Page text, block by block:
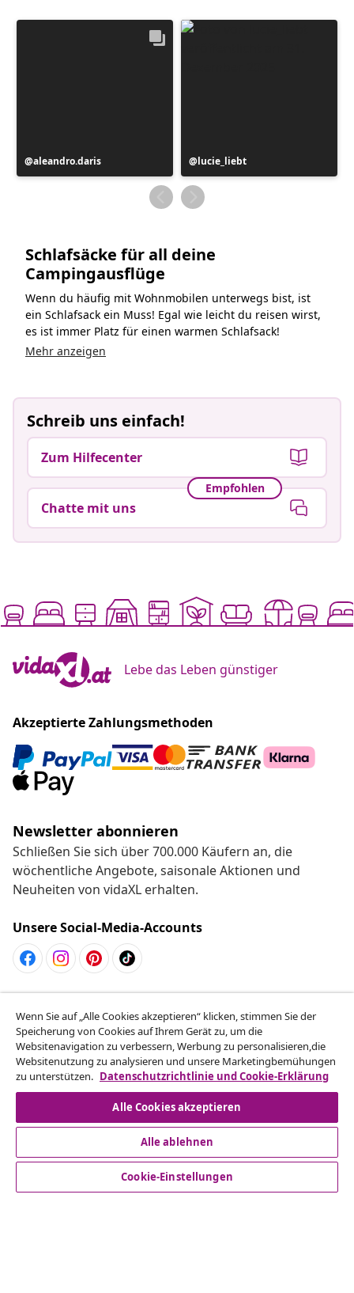
Beitrag
veröffentlicht
aleandro.daris
Beitrag
veröffentlicht
von
lucie_liebt
Schlafsäcke für all deine
Campingausflüge
Wenn du häufig mit Wohnmobilen unterwegs bist, ist
ein Schlafsack ein Muss! Egal wie leicht du reisen wirst,
es ist immer Platz für einen warmen Schlafsack!
Mehr anzeigen
Schreib uns einfach!
Zum Hilfecenter
Empfohlen
Chatte mit uns
Lebe das Leben günstiger
Akzeptierte Zahlungsmethoden
Newsletter abonnieren
Schließen Sie sich über 700.000 Käufern an, die
wöchentliche Angebote, saisonale Aktionen und
Neuheiten von vidaXL erhalten.
Unsere Social-Media-Accounts
Reiche einen Widerrufsantrag für deine Bestellung
ein.
Vom Vertrag zurücktreten
Kundenservice
Wenn Sie auf „Alle Cookies akzeptieren“ klicken, stimmen Sie der
Speicherung von Cookies auf Ihrem Gerät zu, um die
Websitenavigation zu verbessern, Werbung zu personalisieren,die
Websitenutzung zu analysieren und unsere Marketingbemühungen
zu unterstützen. Datenschutzrichtlinie und Cookie-Erklärung
Alle Cookies akzeptieren
Alle ablehnen
Cookie-Einstellungen